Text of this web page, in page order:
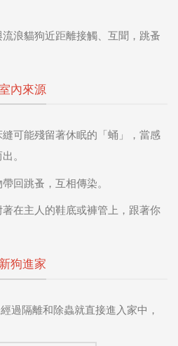
浪貓狗近距離接觸、互聞，跳蚤
內來源
可能殘留著休眠的「蛹」，當感
。
回跳蚤，互相傳染。
在主人的鞋底或褲管上，跟著你
狗進家
過隔離和除蟲就直接進入家中，